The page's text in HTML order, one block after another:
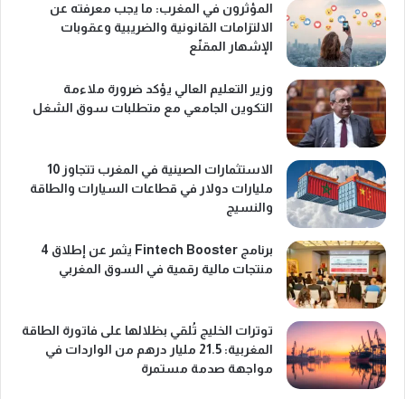
المؤثرون في المغرب: ما يجب معرفته عن
الالتزامات القانونية والضريبية وعقوبات
الإشهار المقنّع
وزير التعليم العالي يؤكد ضرورة ملاءمة
التكوين الجامعي مع متطلبات سوق الشغل
الاستثمارات الصينية في المغرب تتجاوز 10
مليارات دولار في قطاعات السيارات والطاقة
والنسيج
برنامج Fintech Booster يثمر عن إطلاق 4
منتجات مالية رقمية في السوق المغربي
توترات الخليج تُلقي بظلالها على فاتورة الطاقة
المغربية: 21.5 مليار درهم من الواردات في
مواجهة صدمة مستمرة